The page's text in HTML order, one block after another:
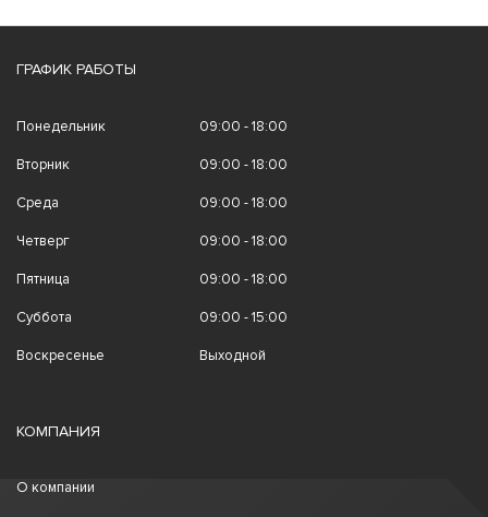
ГРАФИК РАБОТЫ
Понедельник 09:00 - 18:00
Вторник 09:00 - 18:00
Среда 09:00 - 18:00
Четверг 09:00 - 18:00
Пятница 09:00 - 18:00
Суббота 09:00 - 15:00
Воскресенье Выходной
КОМПАНИЯ
О компании